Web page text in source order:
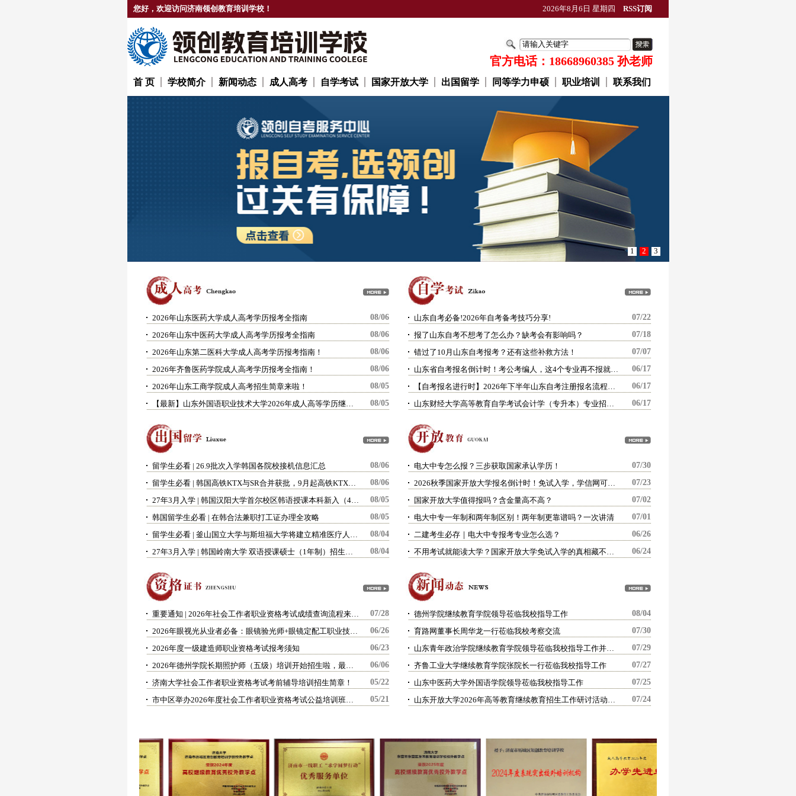
您好，欢迎访问济南领创教育培训学校！ 2026年8月6日 星期四 RSS订阅
官方电话：18668960385 孙老师
首 页 学校简介 新闻动态 成人高考 自学考试 国家开放大学 出国留学 同等学力申硕 职业培训 联系我们
1 2 3
2026年山东医药大学成人高考学历报考全指南
08/06
2026年山东中医药大学成人高考学历报考全指南
08/06
2026年山东第二医科大学成人高考学历报考指南！
08/06
2026年齐鲁医药学院成人高考学历报考全指南！
08/06
2026年山东工商学院成人高考招生简章来啦！
08/05
【最新】山东外国语职业技术大学2026年成人高等学历继续教育招生简章
08/05
山东自考必备!2026年自考备考技巧分享!
07/22
报了山东自考不想考了怎么办？缺考会有影响吗？
07/18
错过了10月山东自考报考？还有这些补救方法！
07/07
山东省自考报名倒计时！考公考编人，这4个专业再不报就晚了
06/17
【自考报名进行时】2026年下半年山东自考注册报名流程全解析！
06/17
山东财经大学高等教育自学考试会计学（专升本）专业招生简章
06/17
留学生必看 | 26.9批次入学韩国各院校接机信息汇总
08/06
留学生必看 | 韩国高铁KTX与SR合并获批，9月起高铁KTX票价下调10%
08/06
27年3月入学 | 韩国汉阳大学首尔校区韩语授课本科新入（4年制）招生指南
08/05
韩国留学生必看 | 在韩合法兼职打工证办理全攻略
08/05
留学生必看 | 釜山国立大学与斯坦福大学将建立精准医疗人工智能中心
08/04
27年3月入学 | 韩国岭南大学 双语授课硕士（1年制）招生指南
08/04
电大中专怎么报？三步获取国家承认学历！
07/30
2026秋季国家开放大学报名倒计时！免试入学，学信网可查，错过再等半年！
07/23
国家开放大学值得报吗？含金量高不高？
07/02
电大中专一年制和两年制区别！两年制更靠谱吗？一次讲清
07/01
二建考生必存｜电大中专报考专业怎么选？
06/26
不用考试就能读大学？国家开放大学免试入学的真相藏不住啦！
06/24
重要通知 | 2026年社会工作者职业资格考试成绩查询流程来啦！
07/28
2026年眼视光从业者必备：眼镜验光师+眼镜定配工职业技能等级证书报考指南！
06/26
2026年度一级建造师职业资格考试报考须知
06/23
2026年德州学院长期照护师（五级）培训开始招生啦，最高可领1000元补贴！
06/06
济南大学社会工作者职业资格考试考前辅导培训招生简章！
05/22
市中区举办2026年度社会工作者职业资格考试公益培训班，我校助力培训顺利开展
05/21
德州学院继续教育学院领导莅临我校指导工作
08/04
育路网董事长周华龙一行莅临我校考察交流
07/30
山东青年政治学院继续教育学院领导莅临我校指导工作并举行校外教学点授牌仪式
07/29
齐鲁工业大学继续教育学院张院长一行莅临我校指导工作
07/27
山东中医药大学外国语学院领导莅临我校指导工作
07/25
山东开放大学2026年高等教育继续教育招生工作研讨活动顺利举行，我校荣获“先进单位”称号
07/24